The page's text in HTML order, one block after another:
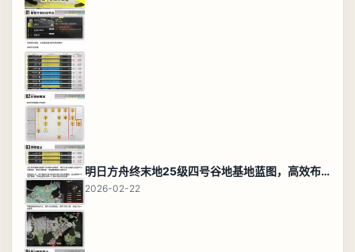
明日方舟终末地25级四号谷地基地蓝图，高效布局规划
2026-02-22